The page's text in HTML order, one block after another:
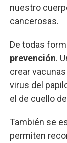
nuestro
cancerosas.
De todas
prevención.
crear
virus del
el de cuello
También se
permiten